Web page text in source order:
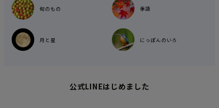
旬のもの 季語
月と星 にっぽんのいろ
公式LINEはじめました